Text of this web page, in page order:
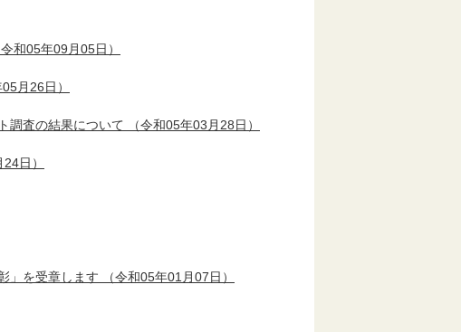
令和05年09月05日）
月26日）
調査の結果について （令和05年03月28日）
日）
」を受章します （令和05年01月07日）